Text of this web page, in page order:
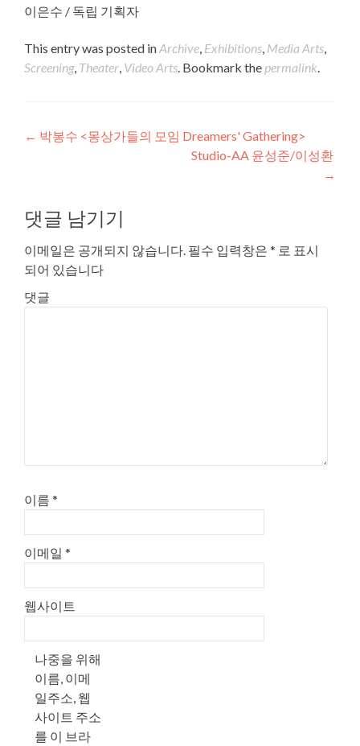
이은수 / 독립 기획자
This entry was posted in Archive Exhibitions Media Arts
Screening, Theater Video Arts . Bookmark the permalink
Post navigation
← 박봉수 <몽상가들의 모임 Dreamers' Gathering>
Studio-AA 윤성준/이성환
→
댓글 남기기
이메일은 공개되지 않습니다. 필수 입력창은 * 로 표시
되어 있습니다
댓글
이름 *
이메일 *
웹사이트
나중을 위해
이름, 이메
일주소, 웹
사이트 주소
를 이 브라